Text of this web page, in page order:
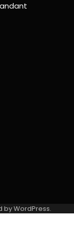
byWordPress.